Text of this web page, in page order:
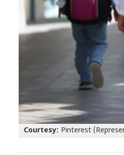
Courtesy: Pinterest